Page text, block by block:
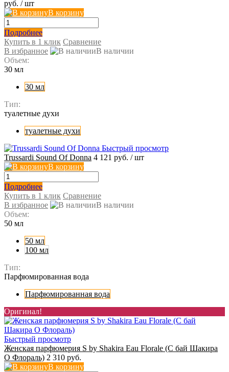
руб. / шт
В корзину
Подробнее
Купить в 1 клик Сравнение
В избранное
В наличии
Объем:
30 мл
30 мл
Тип:
туалетные духи
туалетные духи
Быстрый просмотр
Trussardi Sound Of Donna 4 121 руб. / шт
В корзину
Подробнее
Купить в 1 клик Сравнение
В избранное
В наличии
Объем:
50 мл
50 мл
100 мл
Тип:
Парфюмированная вода
Парфюмированная вода
Оригинал!
Быстрый просмотр
Женская парфюмерия S by Shakira Eau Florale (С бай Шакира
О Флораль) 2 310 руб.
В корзину